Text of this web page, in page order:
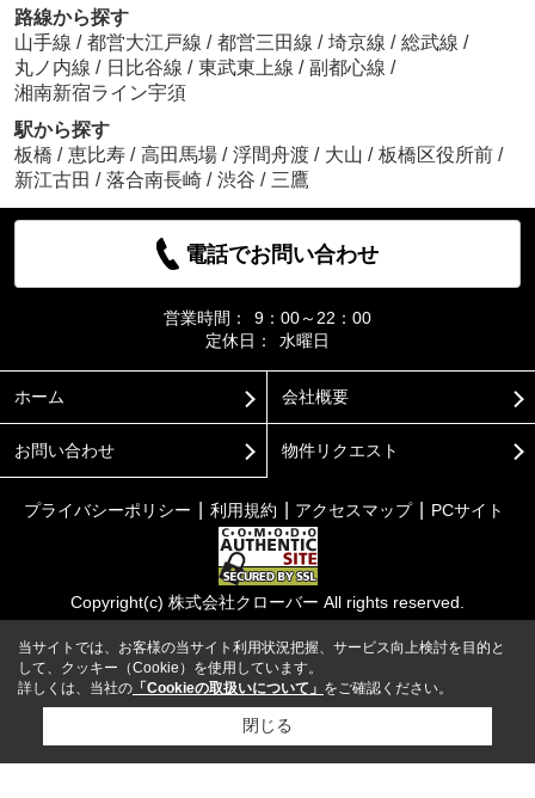
路線から探す
山手線 / 都営大江戸線 / 都営三田線 / 埼京線 / 総武線 /
丸ノ内線 / 日比谷線 / 東武東上線 / 副都心線 /
湘南新宿ライン宇須
駅から探す
板橋 / 恵比寿 / 高田馬場 / 浮間舟渡 / 大山 / 板橋区役所前 /
新江古田 / 落合南長崎 / 渋谷 / 三鷹
電話でお問い合わせ
営業時間：
9：00～22：00
定休日：
水曜日
ホーム 会社概要
お問い合わせ 物件リクエスト
プライバシーポリシー 利用規約 アクセスマップ PCサイト
Copyright(c) 株式会社クローバー All rights reserved.
当サイトでは、お客様の当サイト利用状況把握、サービス向上検討を目的と
して、クッキー（Cookie）を使用しています。
詳しくは、当社の 「Cookieの取扱いについて」 をご確認ください。
閉じる